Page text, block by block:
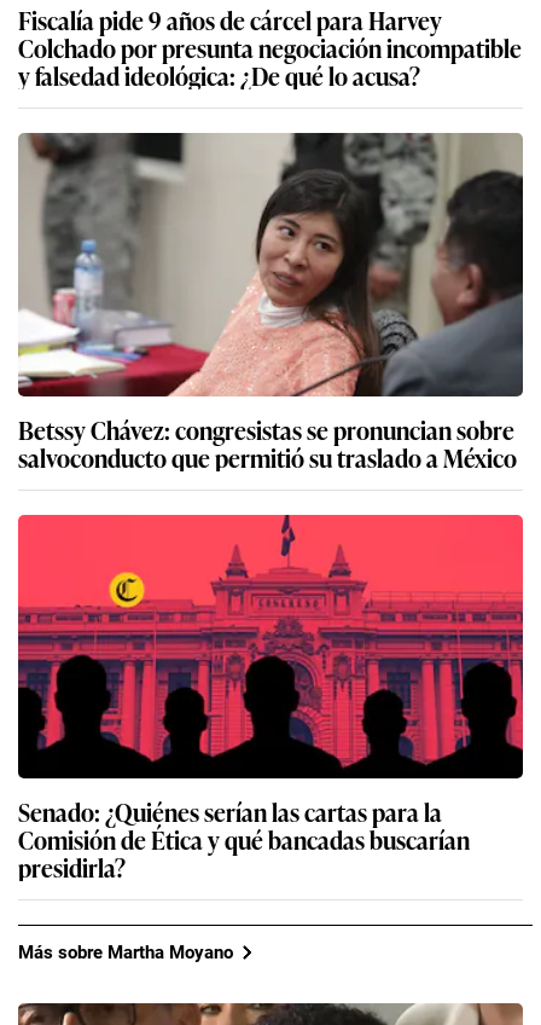
Fiscalía pide 9 años de cárcel para Harvey
Colchado por presunta negociación incompatible
y falsedad ideológica: ¿De qué lo acusa?
Betssy Chávez: congresistas se pronuncian sobre
salvoconducto que permitió su traslado a México
Senado: ¿Quiénes serían las cartas para la
Comisión de Ética y qué bancadas buscarían
presidirla?
Más sobre Martha Moyano